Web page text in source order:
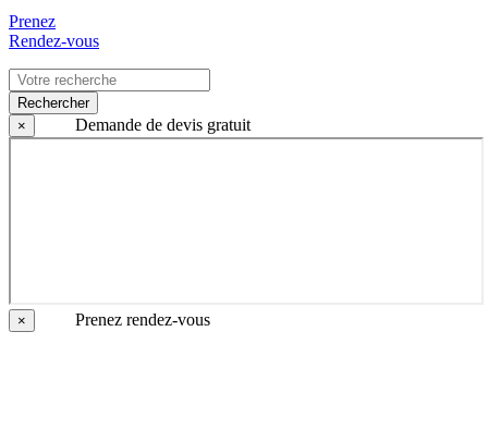
Prenez
Rendez-vous
Rechercher
×
Demande de devis gratuit
× Prenez rendez-vous